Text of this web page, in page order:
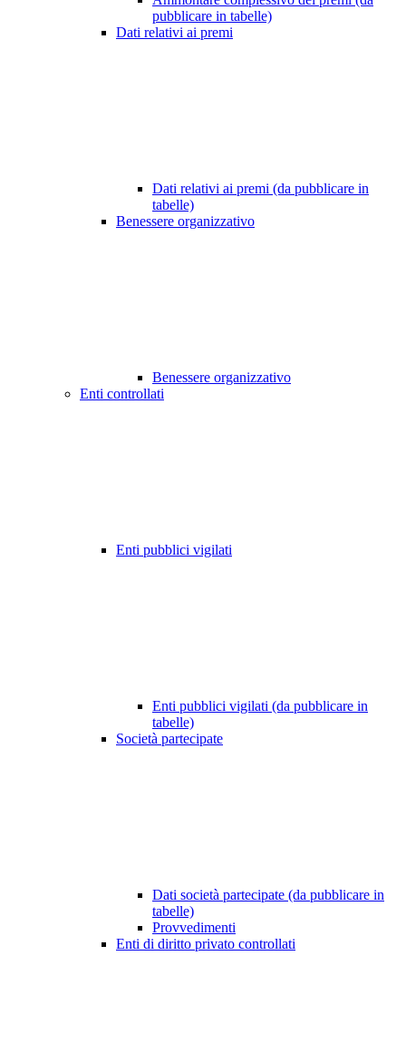
pubblicare in tabelle)
Dati relativi ai premi
Dati relativi ai premi (da pubblicare in
tabelle)
Benessere organizzativo
Benessere organizzativo
Enti controllati
Enti pubblici vigilati
Enti pubblici vigilati (da pubblicare in
tabelle)
Società partecipate
Dati società partecipate (da pubblicare in
tabelle)
Provvedimenti
Enti di diritto privato controllati